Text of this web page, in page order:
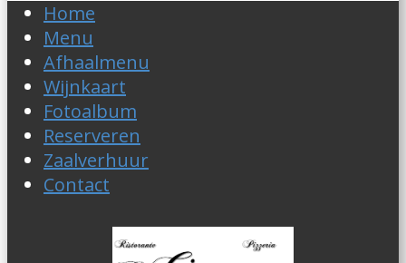
Home
Menu
Afhaalmenu
Wijnkaart
Fotoalbum
Reserveren
Zaalverhuur
Contact